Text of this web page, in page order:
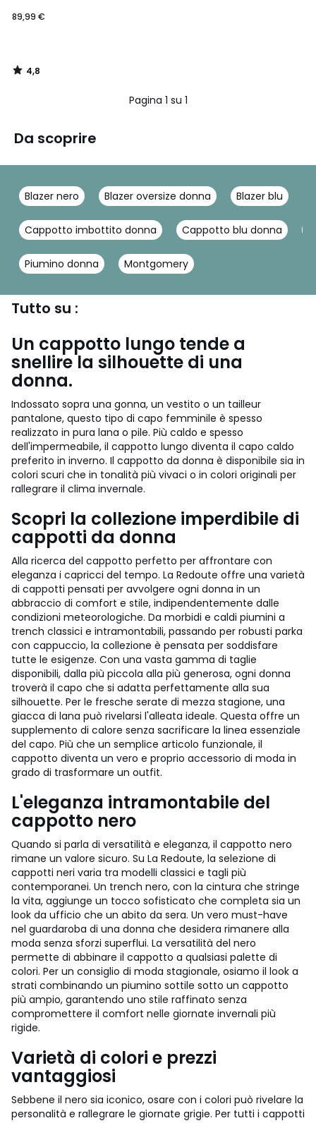
89,99 €
4,8
/
Pagina 1 su 1
Da scoprire
Blazer nero Blazer oversize donna Blazer blu
Cappotto imbottito donna Cappotto blu donna
Piumino donna Montgomery
Tutto su :
Un cappotto lungo tende a
snellire la silhouette di una
donna.
Indossato sopra una gonna, un vestito o un tailleur
pantalone, questo tipo di capo femminile è spesso
realizzato in pura lana o pile. Più caldo e spesso
dell'impermeabile, il cappotto lungo diventa il capo caldo
preferito in inverno. Il cappotto da donna è disponibile sia in
colori scuri che in tonalità più vivaci o in colori originali per
rallegrare il clima invernale.
Scopri la collezione imperdibile di
cappotti da donna
Alla ricerca del cappotto perfetto per affrontare con
eleganza i capricci del tempo. La Redoute offre una varietà
di cappotti pensati per avvolgere ogni donna in un
abbraccio di comfort e stile, indipendentemente dalle
condizioni meteorologiche. Da morbidi e caldi piumini a
trench classici e intramontabili, passando per robusti parka
con cappuccio, la collezione è pensata per soddisfare
tutte le esigenze. Con una vasta gamma di taglie
disponibili, dalla più piccola alla più generosa, ogni donna
troverà il capo che si adatta perfettamente alla sua
silhouette. Per le fresche serate di mezza stagione, una
giacca di lana può rivelarsi l'alleata ideale. Questa offre un
supplemento di calore senza sacrificare la linea essenziale
del capo. Più che un semplice articolo funzionale, il
cappotto diventa un vero e proprio accessorio di moda in
grado di trasformare un outfit.
L'eleganza intramontabile del
cappotto nero
Quando si parla di versatilità e eleganza, il cappotto nero
rimane un valore sicuro. Su La Redoute, la selezione di
cappotti neri varia tra modelli classici e tagli più
contemporanei. Un trench nero, con la cintura che stringe
la vita, aggiunge un tocco sofisticato che completa sia un
look da ufficio che un abito da sera. Un vero must-have
nel guardaroba di una donna che desidera rimanere alla
moda senza sforzi superflui. La versatilità del nero
permette di abbinare il cappotto a qualsiasi palette di
colori. Per un consiglio di moda stagionale, osiamo il look a
strati combinando un piumino sottile sotto un cappotto
più ampio, garantendo uno stile raffinato senza
compromettere il comfort nelle giornate invernali più
rigide.
Varietà di colori e prezzi
vantaggiosi
Sebbene il nero sia iconico, osare con i colori può rivelare la
personalità e rallegrare le giornate grigie. Per tutti i cappotti